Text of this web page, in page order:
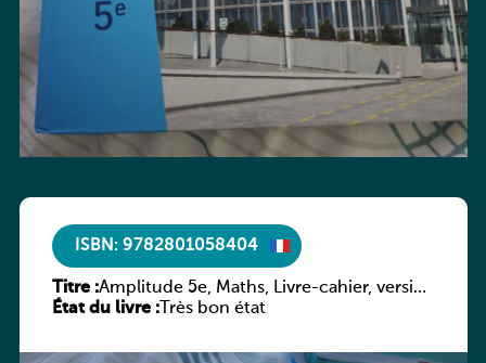
ISBN: 9782801058404
Titre :Amplitude 5e, Maths, Livre-cahier, version
luxembourgeoise
État du livre :Très bon état